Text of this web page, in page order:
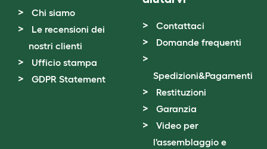
Chi siamo
Le recensioni dei
nostri clienti
Ufficio stampa
GDPR Statement
Contattaci
Domande frequenti
Spedizioni&Pagamenti
Restituzioni
Garanzia
Video per
l'assemblaggio e